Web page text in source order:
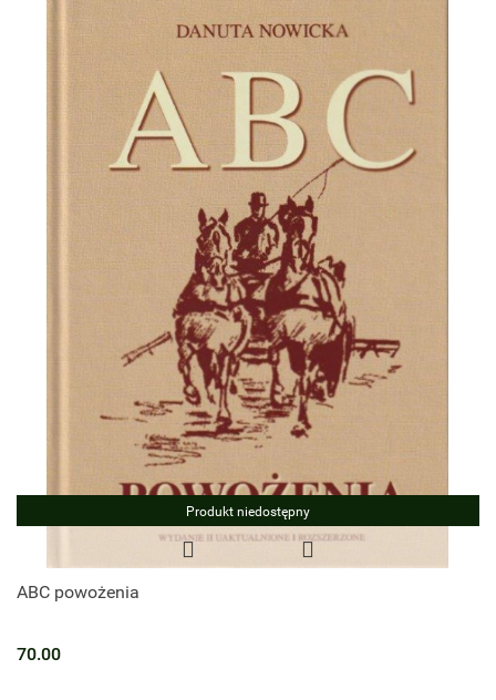
Produkt niedostępny
ABC powożenia
70.00